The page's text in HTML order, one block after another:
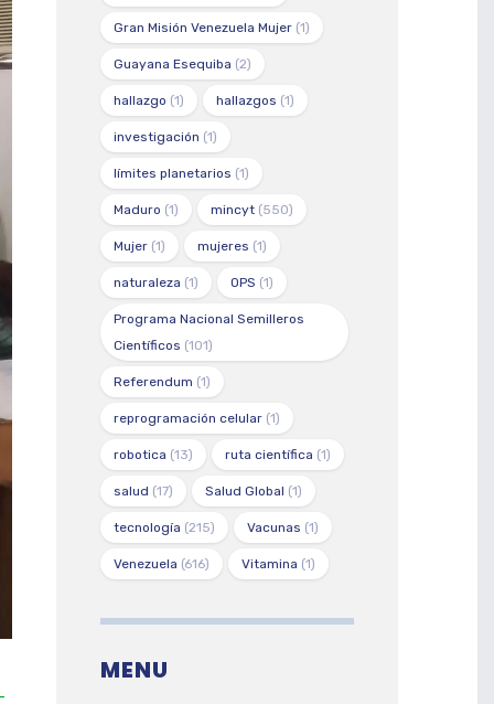
Gran Misión Venezuela Mujer (1)
Guayana Esequiba (2)
hallazgo (1) hallazgos (1)
investigación (1)
límites planetarios (1)
Maduro (1) mincyt (550)
Mujer (1) mujeres (1)
naturaleza (1) OPS (1)
Programa Nacional Semilleros
Científicos (101)
Referendum (1)
reprogramación celular (1)
robotica (13) ruta científica (1)
salud (17) Salud Global (1)
tecnología (215) Vacunas (1)
Venezuela (616) Vitamina (1)
MENU